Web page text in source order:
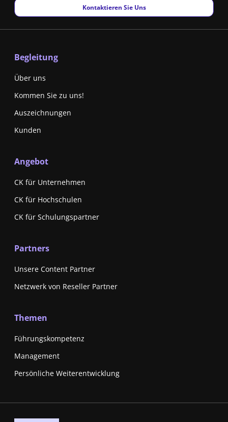
New window
Kontaktieren Sie Uns
Begleitung
Über uns
Kommen Sie zu uns!
Auszeichnungen
Kunden
Angebot
CK für Unternehmen
CK für Hochschulen
CK für Schulungspartner
Partners
Unsere Content Partner
Netzwerk von Reseller Partner
Themen
Führungskompetenz
Management
Persönliche Weiterentwicklung